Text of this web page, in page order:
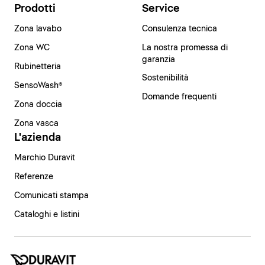
Prodotti
Zona lavabo
Zona WC
Rubinetteria
SensoWash®
Zona doccia
Zona vasca
Service
Consulenza tecnica
La nostra promessa di
garanzia
Sostenibilità
Domande frequenti
L'azienda
Marchio Duravit
Referenze
Comunicati stampa
Cataloghi e listini